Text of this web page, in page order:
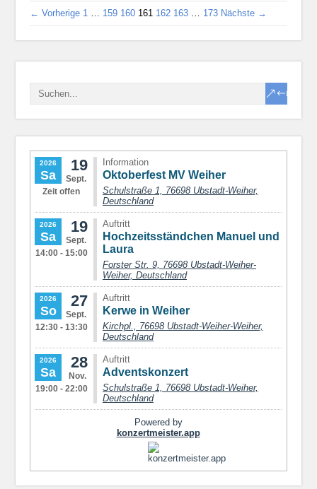
← Vorherige 1 159 160 161 162 163 173 Nächste →